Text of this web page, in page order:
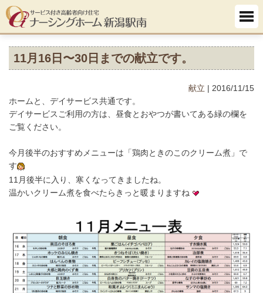
11月16日〜30日までの献立です。
献立 | 2016/11/15
ホームと、デイサービス共通です。
デイサービスご利用の方は、昼食とおやつが書いてある緑の欄を
ご覧ください。
今月後半のおすすめメニューは「鶏肉ときのこのクリーム煮」で
す
11月後半に入り、寒くなってきましたね。
温かいクリーム煮を食べたらきっと暖まりますね